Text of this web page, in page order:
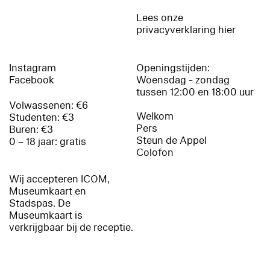
Lees onze
privacyverklaring hier
Instagram
Facebook
Volwassenen: €6
Studenten: €3
Buren: €3
0 – 18 jaar: gratis
Wij accepteren ICOM,
Museumkaart en
Stadspas. De
Museumkaart is
verkrijgbaar bij de receptie.
Openingstijden:
Woensdag - zondag
tussen 12:00 en 18:00 uur
Welkom
Pers
Steun de Appel
Colofon